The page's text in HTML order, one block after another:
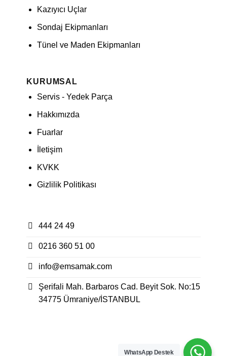
Kazıyıcı Uçlar
Sondaj Ekipmanları
Tünel ve Maden Ekipmanları
KURUMSAL
Servis - Yedek Parça
Hakkımızda
Fuarlar
İletişim
KVKK
Gizlilik Politikası
444 24 49
0216 360 51 00
info@emsamak.com
Şerifali Mah. Barbaros Cad. Beyit Sok. No:15
34775 Ümraniye/İSTANBUL
WhatsApp Destek